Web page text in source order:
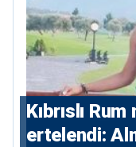
Kıbrıslı
ertelendi: